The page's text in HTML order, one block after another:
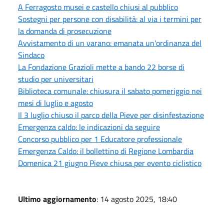
A Ferragosto musei e castello chiusi al pubblico
Sostegni per persone con disabilità: al via i termini per
la domanda di prosecuzione
Avvistamento di un varano: emanata un'ordinanza del
Sindaco
La Fondazione Grazioli mette a bando 22 borse di
studio per universitari
Biblioteca comunale: chiusura il sabato pomeriggio nei
mesi di luglio e agosto
Il 3 luglio chiuso il parco della Pieve per disinfestazione
Emergenza caldo: le indicazioni da seguire
Concorso pubblico per 1 Educatore professionale
Emergenza Caldo: il bollettino di Regione Lombardia
Domenica 21 giugno Pieve chiusa per evento ciclistico
Ultimo aggiornamento: 14 agosto 2025, 18:40